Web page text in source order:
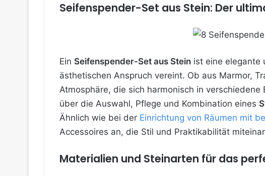
Seifenspender-Set aus Stein: Der
Ein Seifenspender-Set aus Stein ist eine elegante
ästhetischen Anspruch vereint. Ob aus Marmor,
Atmosphäre, die sich harmonisch in
über die Auswahl, Pflege und Kombination eines
Ähnlich wie bei der Einrichtung von Räumen mit
Accessoires an, die Stil und Praktikabilität
Materialien und Steinarten für das